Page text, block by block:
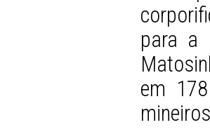
para a
em